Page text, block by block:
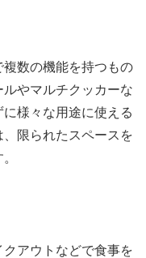
複数の機能を持つもの
やマルチクッカーな
様々な用途に使える
限られたスペースを
アウトなどで食事を